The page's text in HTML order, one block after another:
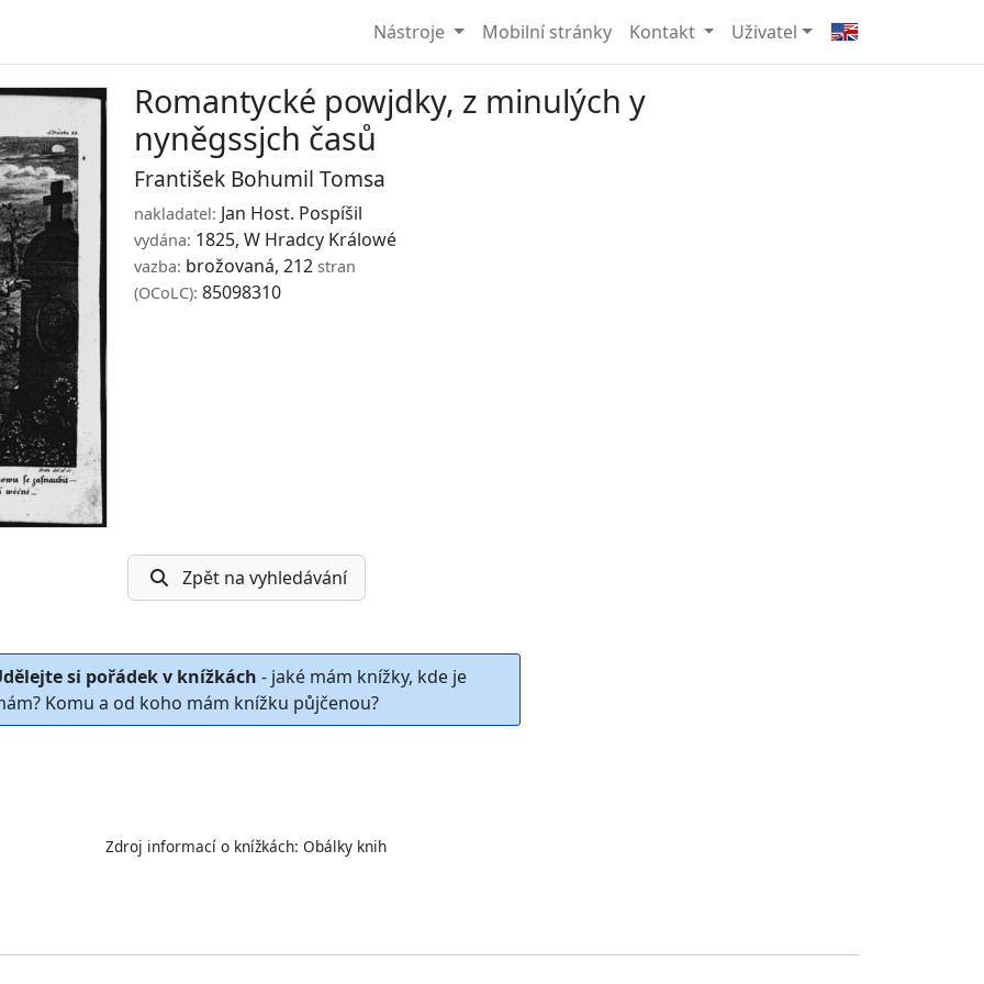
Nástroje Mobilní stránky Kontakt Uživatel
Romantycké powjdky, z minulých y
nyněgssjch časů
František Bohumil Tomsa
nakladatel: Jan Host. Pospíšil
vydána: 1825, W Hradcy Králowé
vazba: brožovaná, 212 stran
(OCoLC): 85098310
Zpět na vyhledávání
si pořádek v knížkách - jaké mám knížky, kde je
Komu a od koho mám knížku půjčenou?
Zdroj informací o knížkách: Obálky knih